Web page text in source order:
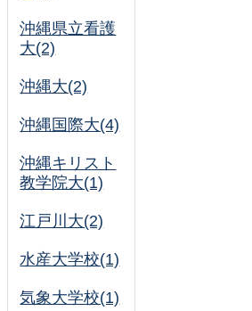
沖縄県立看護
大(2)
沖縄大(2)
沖縄国際大(4)
沖縄キリスト
教学院大(1)
江戸川大(2)
水産大学校(1)
気象大学校(1)